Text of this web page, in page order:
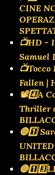
CINE
📺HD -
Samuel
Fallen |
📽️4️⃣A
Thriller
🔴1️⃣
UNITED